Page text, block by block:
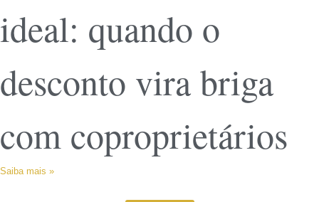
ideal: quando o
desconto vira briga
com coproprietários
Saiba mais »